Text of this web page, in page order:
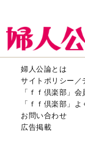
婦人公論とは
サイトポリシー／
「ｆｆ倶楽部」会
「ｆｆ倶楽部」
お問い合わせ
広告掲載